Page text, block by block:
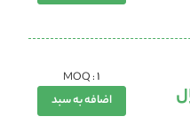
MOQ : 1
اضافه به سبد